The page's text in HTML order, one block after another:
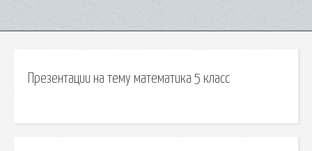
Презентации на тему математика 5 класс